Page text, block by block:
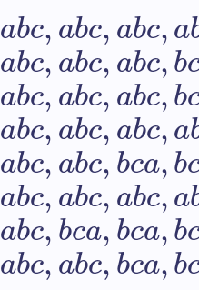
abc,abc,abc,a
abc,abc,abc,b
abc,abc,abc,b
abc,abc,abc,a
abc,abc,bca,b
abc,abc,abc,a
abc,bca,bca,b
abc,abc,bca,b